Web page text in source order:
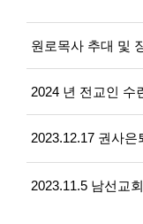
원로목사 추대 및
2024 년 전교인 수
2023.12.17 권사
2023.11.5 남선교